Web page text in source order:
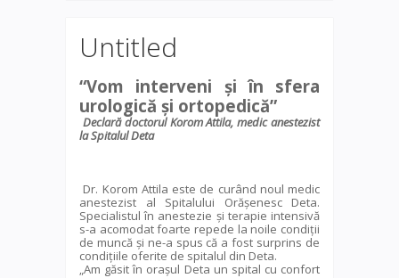
Untitled
“Vom interveni și în sfera
urologică și ortopedică”
Declară doctorul Korom Attila, medic anestezist
la Spitalul Deta
Dr. Korom Attila este de curând noul medic
anestezist al Spitalului Orășenesc Deta.
Specialistul în anestezie și terapie intensivă
s-a acomodat foarte repede la noile condiții
de muncă și ne-a spus că a fost surprins de
condițiile oferite de spitalul din Deta.
„Am găsit în orașul Deta un spital cu confort